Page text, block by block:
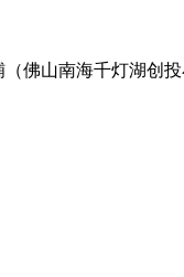
佛山南海千灯湖创